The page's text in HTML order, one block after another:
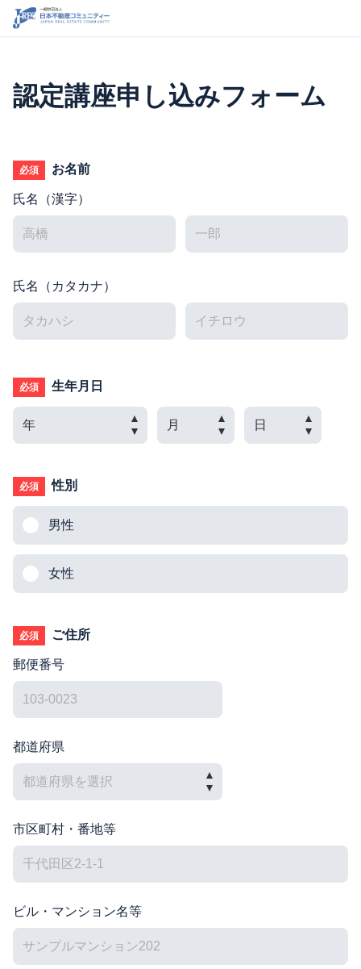
認定講座申し込みフォーム
必須 お名前
氏名（漢字）
氏名（カタカナ）
必須 生年月日
必須 性別
男性
女性
必須 ご住所
郵便番号
都道府県
市区町村・番地等
ビル・マンション名等